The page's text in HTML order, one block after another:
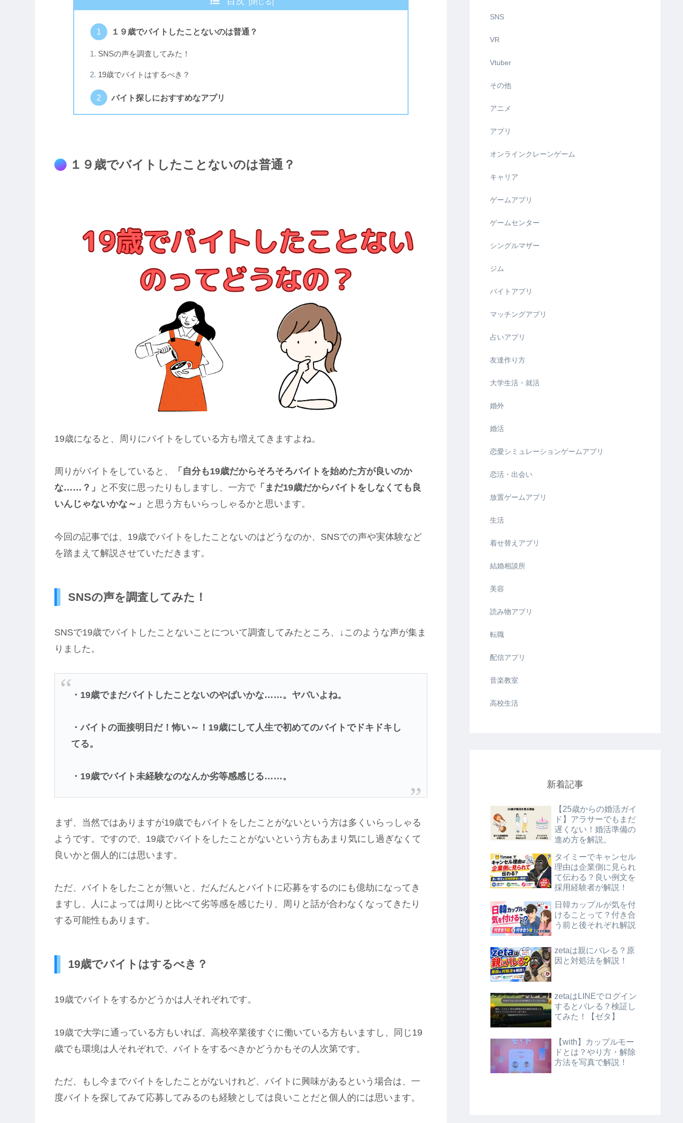
１９歳でバイトしたことないのは普通？
SNSの声を調査してみた！
19歳でバイトはするべき？
バイト探しにおすすめなアプリ
１９歳でバイトしたことないのは普通？
19歳になると、周りにバイトをしている方も増えてきますよね。
周りがバイトをしていると、
「自分も19歳だからそろそろバイトを始めた方が良いのか
な……？」
と不安に思ったりもしますし、一方で「まだ19歳だからバイトをしなくても良
いんじゃないかな～」
と思う方もいらっしゃるかと思います。
今回の記事では、19歳でバイトをしたことないのはどうなのか、SNSでの声や実体験など
を踏まえて解説させていただきます。
SNSの声を調査してみた！
SNSで19歳でバイトしたことないことについて調査してみたところ、↓このような声が集ま
りました。
・19歳でまだバイトしたことないのやばいかな……。ヤバいよね。
・バイトの面接明日だ！怖い～！19歳にして人生で初めてのバイトでドキドキし
てる。
・19歳でバイト未経験なのなんか劣等感感じる……。
まず、当然ではありますが19歳でもバイトをしたことがないという方は多くいらっしゃる
ようです。ですので、19歳でバイトをしたことがないという方もあまり気にし過ぎなくて
良いかと個人的には思います。
ただ、バイトをしたことが無いと、だんだんとバイトに応募をするのにも億劫になってき
ますし、人によっては周りと比べて劣等感を感じたり、周りと話が合わなくなってきたり
する可能性もあります。
19歳でバイトはするべき？
19歳でバイトをするかどうかは人それぞれです。
19歳で大学に通っている方もいれば、高校卒業後すぐに働いている方もいますし、同じ19
歳でも環境は人それぞれで、バイトをするべきかどうかもその人次第です。
ただ、もし今までバイトをしたことがないけれど、バイトに興味があるという場合は、一
度バイトを探してみて応募してみるのも経験としては良いことだと個人的には思います。
SNS
VR
Vtuber
その他
アニメ
アプリ
オンラインクレーンゲーム
キャリア
ゲームアプリ
ゲームセンター
シングルマザー
ジム
バイトアプリ
マッチングアプリ
占いアプリ
友達作り方
大学生活・就活
婚外
婚活
恋愛シミュレーションゲームアプリ
恋活・出会い
放置ゲームアプリ
生活
着せ替えアプリ
結婚相談所
美容
読み物アプリ
転職
配信アプリ
音楽教室
高校生活
新着記事
【25歳からの婚活ガイ
ド】アラサーでもまだ
遅くない！婚活準備の
進め方を解説。
タイミーでキャンセル
理由は企業側に見られ
て伝わる？良い例文を
採用経験者が解説！
日韓カップルが気を付
けることって？付き合
う前と後それぞれ解説
zetaは親にバレる？原
因と対処法を解説！
zetaはLINEでログイン
するとバレる？検証し
てみた！【ゼタ】
【with】カップルモー
ドとは？やり方・解除
方法を写真で解説！